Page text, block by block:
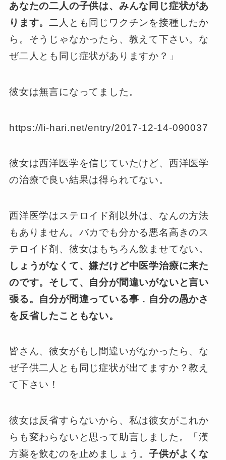
あなたの二人の子供は、みんな同じ症状があ
ります。二人とも同じワクチンを接種したか
ら。そうじゃなかったら、教えて下さい。な
ぜ二人とも同じ症状がありますか？」
彼女は無言になってました。
https://li-hari.net/entry/2017-12-14-090037
彼女は西洋医学を信じていたけど、西洋医学
の治療で良い結果は得られてない。
西洋医学はステロイド剤以外は、なんの方法
もありません。バカでも分かる悪名高きのス
テロイド剤、彼女はもちろん飲ませてない。
しょうがなくて、嫌だけど中医学治療に来た
のです。そして、自分が間違いがないと言い
張る。自分が間違っている事．自分の愚かさ
を反省したこともない。
皆さん、彼女がもし間違いがなかったら、な
ぜ子供二人とも同じ症状が出てますか？教え
て下さい！
彼女は反省すらないから、私は彼女がこれか
らも変わらないと思って助言しました。「漢
方薬を飲むのを止めましょう。子供がよくな